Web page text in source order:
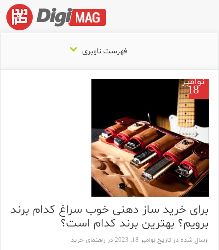
فهرست ناوبری
نوامبر
18
برای خرید ساز دهنی خوب سراغ کدام برند
برویم؟ بهترین برند کدام است؟
ارسال شده در تاریخ نوامبر 18, 2023 در راهنمای خرید